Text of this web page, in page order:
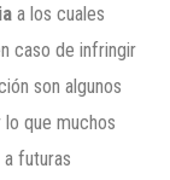
a los cuales
caso de infringir
son algunos
que muchos
futuras